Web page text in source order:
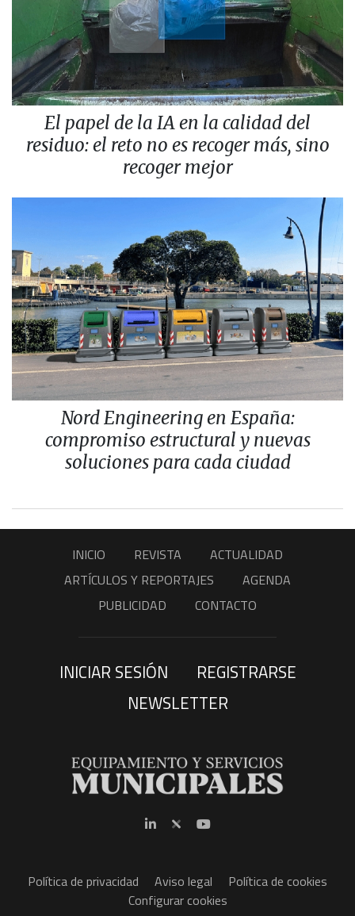
El papel de la IA en la calidad del
residuo: el reto no es recoger más, sino
recoger mejor
Nord Engineering en España:
compromiso estructural y nuevas
soluciones para cada ciudad
INICIO REVISTA
ACTUALIDAD
ARTÍCULOS Y REPORTAJES
AGENDA
PUBLICIDAD
CONTACTO
INICIAR SESIÓN
REGISTRARSE
NEWSLETTER
Política de privacidad Aviso legal
Política de cookies
Configurar cookies